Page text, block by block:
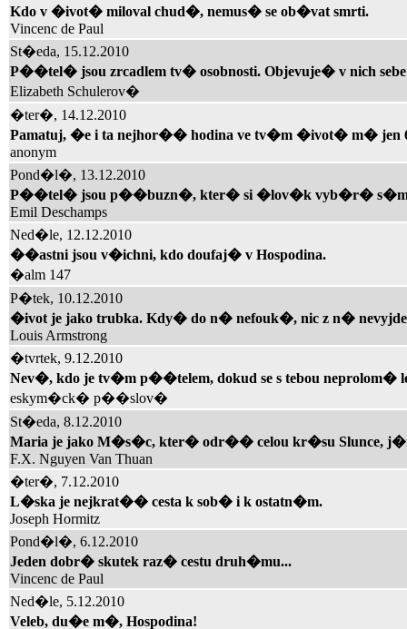
Kdo v �ivot� miloval chud�, nemus� se ob�vat smrti.
Vincenc de Paul
St�eda, 15.12.2010
P��tel� jsou zrcadlem tv� osobnosti. Objevuje� v nich sebe
Elizabeth Schulerov�
�ter�, 14.12.2010
Pamatuj, �e i ta nejhor�� hodina ve tv�m �ivot� m� jen
anonym
Pond�l�, 13.12.2010
P��tel� jsou p��buzn�, kter� si �lov�k vyb�r�
Emil Deschamps
Ned�le, 12.12.2010
��astni jsou v�ichni, kdo doufaj� v Hospodina.
�alm 147
P�tek, 10.12.2010
�ivot je jako trubka. Kdy� do n� nefouk�, nic z n�
Louis Armstrong
�tvrtek, 9.12.2010
Nev�, kdo je tv�m p��telem, dokud se s tebou neprolom�
eskym�ck� p��slov�
St�eda, 8.12.2010
Maria je jako M�s�c, kter� odr�� celou kr�su Slunce,
F.X. Nguyen Van Thuan
�ter�, 7.12.2010
L�ska je nejkrat�� cesta k sob� i k ostatn�m.
Joseph Hormitz
Pond�l�, 6.12.2010
Jeden dobr� skutek raz� cestu druh�mu...
Vincenc de Paul
Ned�le, 5.12.2010
Veleb, du�e m�, Hospodina!